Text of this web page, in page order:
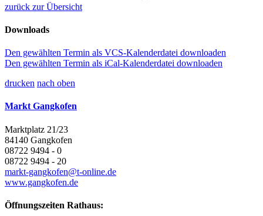
zurück zur Übersicht
Downloads
Den gewählten Termin als VCS-Kalenderdatei downloaden
Den gewählten Termin als iCal-Kalenderdatei downloaden
drucken nach oben
Markt Gangkofen
Marktplatz 21/23
84140 Gangkofen
08722 9494 - 0
08722 9494 - 20
markt-gangkofen@t-online.de
www.gangkofen.de
Öffnungszeiten Rathaus: